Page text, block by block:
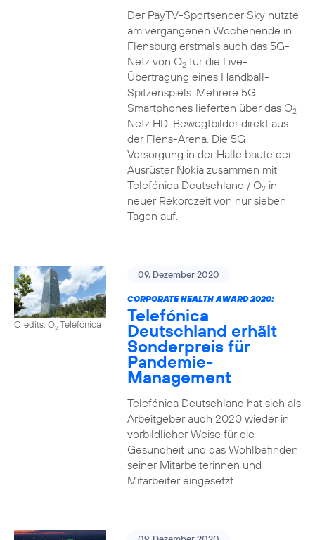
Der PayTV-Sportsender Sky nutzte
am vergangenen Wochenende in
Flensburg erstmals auch das 5G-
Netz von O2für die Live-
Übertragung eines Handball-
Spitzenspiels. Mehrere 5G
Smartphones lieferten über das O2
Netz HD-Bewegtbilder direkt aus
der Flens-Arena. Die 5G
Versorgung in der Halle baute der
Ausrüster Nokia zusammen mit
Telefónica Deutschland / O2in
neuer Rekordzeit von nur sieben
Tagen auf.
Credits: O2Telefónica
09. Dezember 2020
CORPORATE HEALTH AWARD 2020:
Telefónica
Deutschland erhält
Sonderpreis für
Pandemie-
Management
Telefónica Deutschland hat sich als
Arbeitgeber auch 2020 wieder in
vorbildlicher Weise für die
Gesundheit und das Wohlbefinden
seiner Mitarbeiterinnen und
Mitarbeiter eingesetzt.